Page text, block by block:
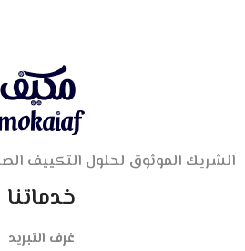
الشريك الموثوق لحلول التكييف
خدماتنا
غرف التبريد